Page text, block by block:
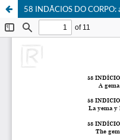
58 INDÃCIOS DO